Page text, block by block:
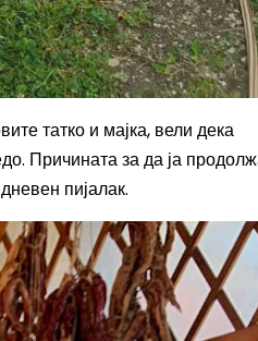
татко и мајка, вели дека
Причината за да ја
пијалак.